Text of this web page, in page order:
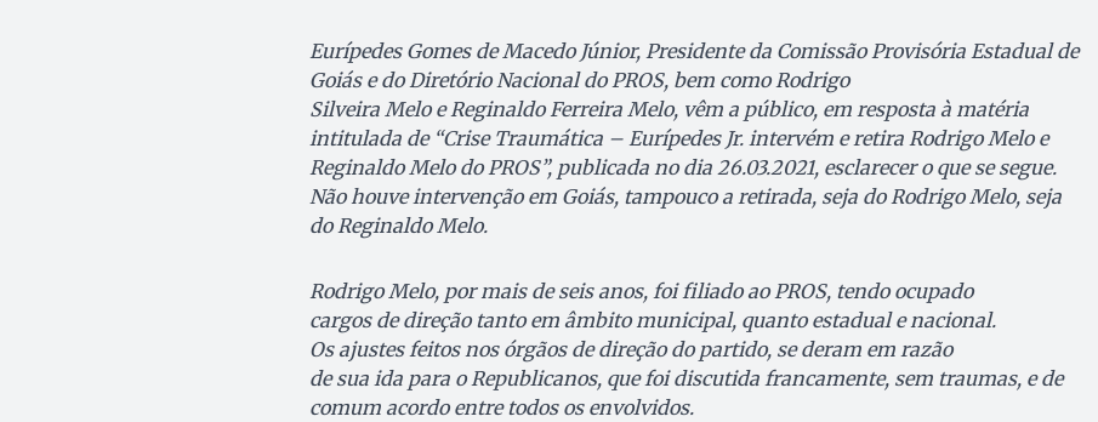
Eurípedes Gomes de Macedo Júnior, Presidente da Comissão Provisória Estadual de
Goiás e do Diretório Nacional do PROS, bem como Rodrigo
Silveira Melo e Reginaldo Ferreira Melo, vêm a público, em resposta à matéria
intitulada de “Crise Traumática – Eurípedes Jr. intervém e retira Rodrigo Melo e
Reginaldo Melo do PROS”, publicada no dia 26.03.2021, esclarecer o que se segue.
Não houve intervenção em Goiás, tampouco a retirada, seja do Rodrigo Melo, seja
do Reginaldo Melo.
Rodrigo Melo, por mais de seis anos, foi filiado ao PROS, tendo ocupado
cargos de direção tanto em âmbito municipal, quanto estadual e nacional.
Os ajustes feitos nos órgãos de direção do partido, se deram em razão
de sua ida para o Republicanos, que foi discutida francamente, sem traumas, e de
comum acordo entre todos os envolvidos.